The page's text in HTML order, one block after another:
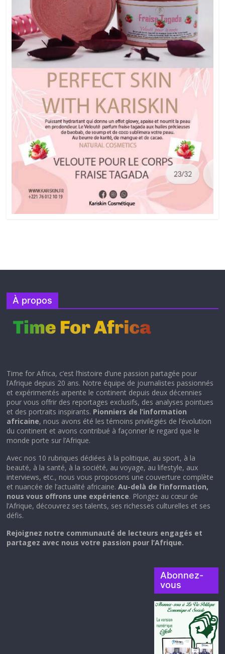
À propos
Time for Africa, c’est l’histoire d’une passion partagée pour
l’Afrique depuis 20 ans. Notre équipe de journalistes passionnés
et expérimentés arpente le continent depuis deux décennies
pour vous offrir des reportages exclusifs, des analyses pointues
et des portraits inspirants. Pionniers de l’information
africaine, nous avons été les témoins privilégiés de l’évolution
du continent et avons contribué à façonner le regard que le
monde porte sur l’Afrique.
Avec nos 10 rubriques dédiées à la politique, au sport, à la
beauté, à la santé, à la société, au voyage, au lifestyle, aux
interviews, etc., nous vous proposons une couverture complète
et nuancée de l’actualité africaine.Au-delà de l’information,
nous vous offrons une expérience. Plongez au cœur de
l’Afrique, découvrez ses talents, ses richesses culturelles et ses
défis.
Rejoignez notre communauté de lecteurs engagés et
partagez avec nous votre passion pour l’Afrique.
Abonnez-
vous